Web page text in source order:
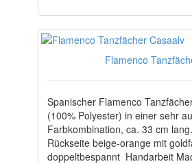
Flamenco
Spanischer Flamenco
(100% Polyester) in einer sehr
Farbkombination, ca. 33 cm
Rückseite beige-orange mit
doppeltbespannt Handarbeit